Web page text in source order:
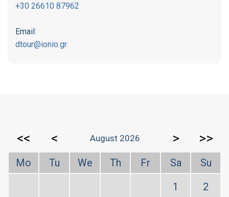
+30 26610 87962
Email:
dtour@ionio.gr
<< < August 2026 > >>
Mo Tu We Th Fr Sa
Su
1
2